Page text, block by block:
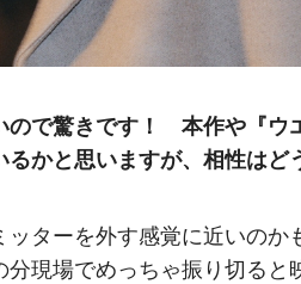
で驚きです！ 本作や『ウ
かと思いますが、相性はど
ターを外す感覚に近いのか
現場でめっちゃ振り切ると